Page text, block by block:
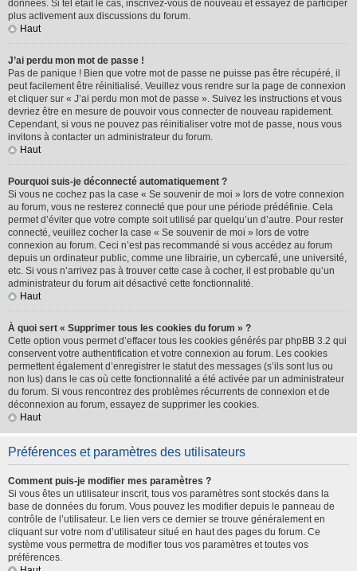
données. Si tel était le cas, inscrivez-vous de nouveau et essayez de participer
plus activement aux discussions du forum.
Haut
J’ai perdu mon mot de passe !
Pas de panique ! Bien que votre mot de passe ne puisse pas être récupéré, il
peut facilement être réinitialisé. Veuillez vous rendre sur la page de connexion
et cliquer sur « J’ai perdu mon mot de passe ». Suivez les instructions et vous
devriez être en mesure de pouvoir vous connecter de nouveau rapidement.
Cependant, si vous ne pouvez pas réinitialiser votre mot de passe, nous vous
invitons à contacter un administrateur du forum.
Haut
Pourquoi suis-je déconnecté automatiquement ?
Si vous ne cochez pas la case « Se souvenir de moi » lors de votre connexion
au forum, vous ne resterez connecté que pour une période prédéfinie. Cela
permet d’éviter que votre compte soit utilisé par quelqu’un d’autre. Pour rester
connecté, veuillez cocher la case « Se souvenir de moi » lors de votre
connexion au forum. Ceci n’est pas recommandé si vous accédez au forum
depuis un ordinateur public, comme une librairie, un cybercafé, une université,
etc. Si vous n’arrivez pas à trouver cette case à cocher, il est probable qu’un
administrateur du forum ait désactivé cette fonctionnalité.
Haut
À quoi sert « Supprimer tous les cookies du forum » ?
Cette option vous permet d’effacer tous les cookies générés par phpBB 3.2 qui
conservent votre authentification et votre connexion au forum. Les cookies
permettent également d’enregistrer le statut des messages (s’ils sont lus ou
non lus) dans le cas où cette fonctionnalité a été activée par un administrateur
du forum. Si vous rencontrez des problèmes récurrents de connexion et de
déconnexion au forum, essayez de supprimer les cookies.
Haut
Préférences et paramètres des utilisateurs
Comment puis-je modifier mes paramètres ?
Si vous êtes un utilisateur inscrit, tous vos paramètres sont stockés dans la
base de données du forum. Vous pouvez les modifier depuis le panneau de
contrôle de l’utilisateur. Le lien vers ce dernier se trouve généralement en
cliquant sur votre nom d’utilisateur situé en haut des pages du forum. Ce
système vous permettra de modifier tous vos paramètres et toutes vos
préférences.